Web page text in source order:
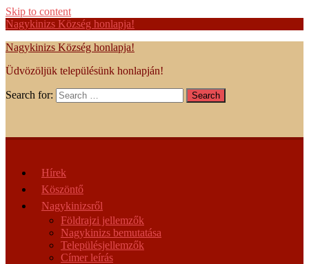
Skip to content
Nagykinizs Község honlapja!
Nagykinizs Község honlapja!
Üdvözöljük településünk honlapján!
Search for: Search
Hírek
Köszöntő
Nagykinizsről
Földrajzi jellemzők
Nagykinizs bemutatása
Településjellemzők
Címer leírás